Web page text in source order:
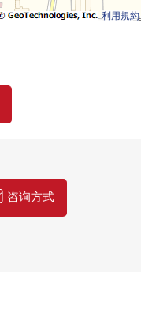
利用規約
咨询方式